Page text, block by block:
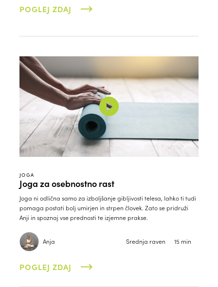
POGLEJ ZDAJ
JOGA
Joga za osebnostno rast
Joga ni odlična samo za izboljšanje gibljivosti telesa, lahko ti tudi
pomaga postati bolj umirjen in strpen človek. Zato se pridruži
Anji in spoznaj vse prednosti te izjemne prakse.
Anja Srednja raven 15 min
POGLEJ ZDAJ